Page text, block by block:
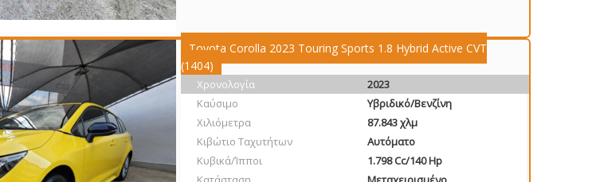
Toyota Corolla 2023 Touring Sports 1.8 Hybrid Active CVT
(1404)
Χρονολογία
2023
Καύσιμο
Υβριδικό/Βενζίνη
Χιλιόμετρα
87.843 χλμ
Κιβώτιο Ταχυτήτων
Αυτόματο
Κυβικά/Ίπποι
1.798 Cc/140 Hp